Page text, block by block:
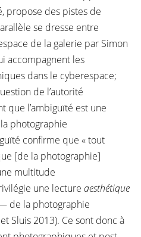
propose des pistes de
se dresse entre
de la galerie par Simon
accompagnent les
dans le cyberespace;
de l’autorité
que l’ambiguïté est une
photographie
confirme que « tout
[de la photographie]
multitude
une lecture aesthétique
de la photographie
Sluis 2013). Ce sont donc à